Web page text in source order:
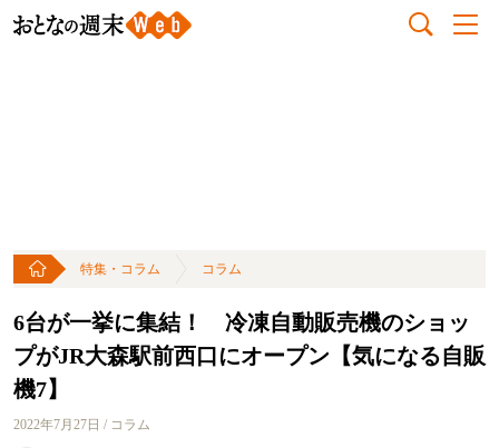
特集・コラム コラム
6台が一挙に集結！ 冷凍自動販売機のショッ
プがJR大森駅前西口にオープン【気になる自販
機7】
2022年7月27日 / コラム